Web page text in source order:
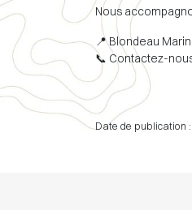
Nous
📍 Blondeau
📞 Contactez-
Date de publication